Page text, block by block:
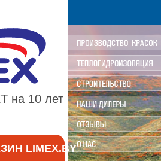
на 10 лет
LIMEX.BY